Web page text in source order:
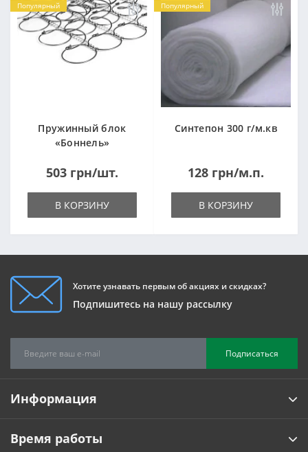
Популярный
Пружинный блок
«Боннель»
503 грн/шт.
В КОРЗИНУ
Популярный
Синтепон 300 г/м.кв
128 грн/м.п.
В КОРЗИНУ
Хотите узнавать первым об акциях и скидках?
Подпишитесь на нашу рассылку
Подписаться
Информация
Время работы